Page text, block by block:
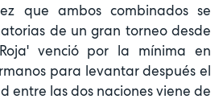
que ambos combinados se
de un gran torneo desde
venció por la mínima en
para levantar después el
entre las dos naciones viene de